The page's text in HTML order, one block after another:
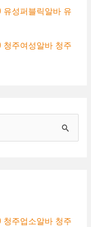
성퍼블릭알바 유
주여성알바 청주
주업소알바 청주